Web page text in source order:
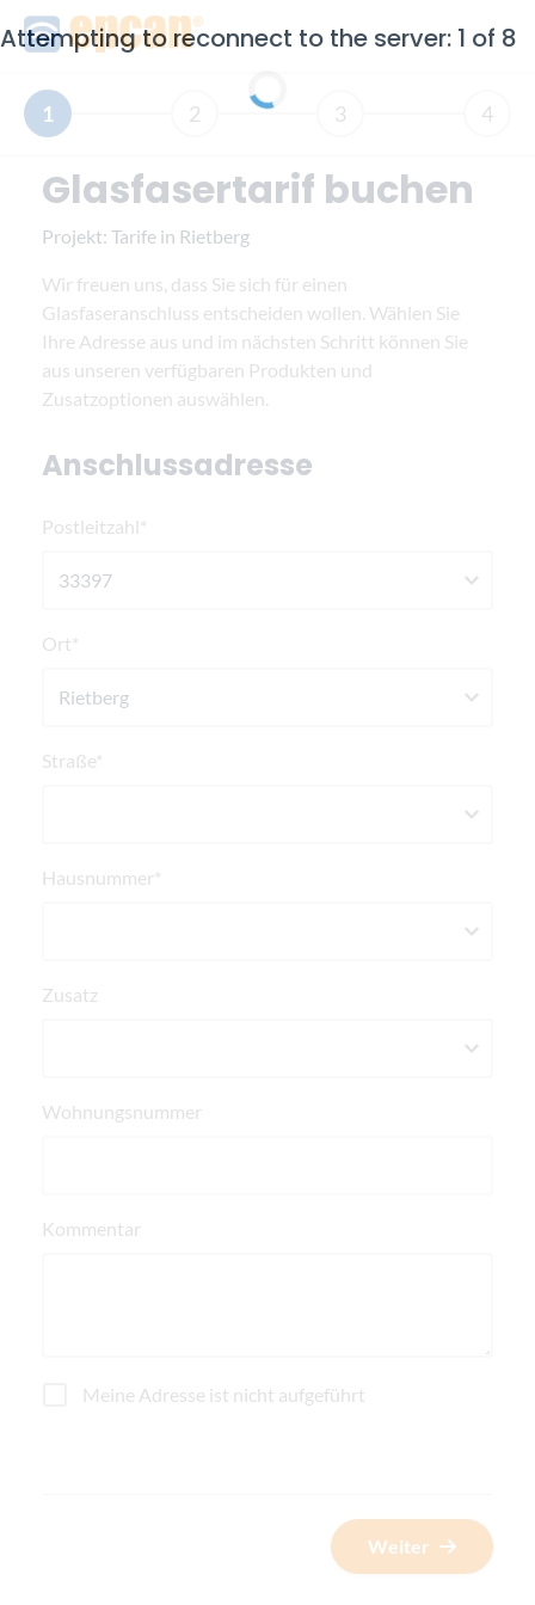
1 2 3 4
Glasfasertarif buchen
Projekt: Tarife in Rietberg
Wir freuen uns, dass Sie sich für einen
Glasfaseranschluss entscheiden wollen. Wählen Sie
Ihre Adresse aus und im nächsten Schritt können Sie
aus unseren verfügbaren Produkten und
Zusatzoptionen auswählen.
Anschlussadresse
Postleitzahl*
Ort*
Straße*
Hausnummer*
Zusatz
Wohnungsnummer
Kommentar
Meine Adresse ist nicht aufgeführt
Weiter
Attempting to reconnect to the server: 1 of 8